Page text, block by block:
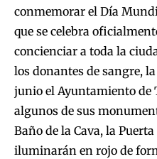
conmemorar el Día
que se celebra
concienciar a toda la
los donantes de sangre,
junio el Ayuntamiento de
algunos de sus
Baño de la Cava, la
iluminarán en rojo de